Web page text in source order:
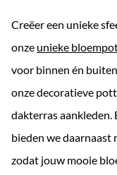
Collectie
Creëer een unieke
onze unieke
voor binnen én
onze decoratieve
dakterras aankleden.
bieden we daarnaast
zodat jouw mooie